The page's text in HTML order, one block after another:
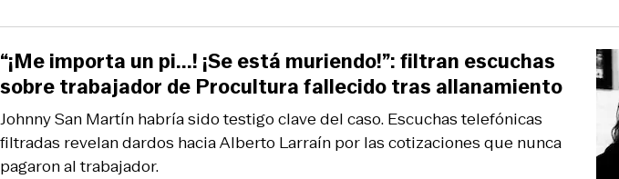
Johnny San Martín habría sido testigo clave del caso. Escuchas telefónicas
filtradas revelan dardos hacia Alberto Larraín por las cotizaciones que nunca
pagaron al trabajador.
“¡Me importa un pi...! ¡Se está muriendo!”: filtran escuchas
sobre trabajador de Procultura fallecido tras allanamiento